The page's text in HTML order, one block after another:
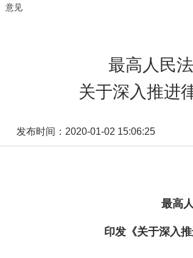
意见
最高人民
关于深入推进
发布时间：2020-01-02 15:06:25
最高
印发《关于深入